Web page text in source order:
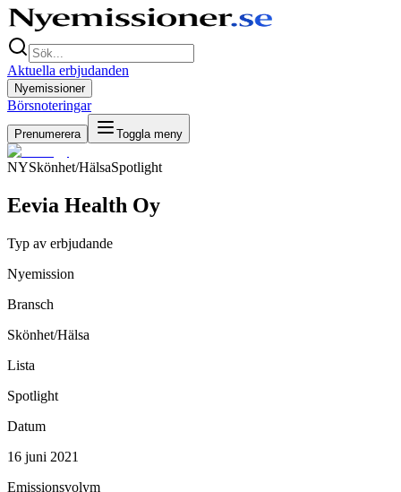
Aktuella erbjudanden
Nyemissioner
Börsnoteringar
Prenumerera Toggla meny
NYSkönhet/HälsaSpotlight
Eevia Health Oy
Typ av erbjudande
Nyemission
Bransch
Skönhet/Hälsa
Lista
Spotlight
Datum
16 juni 2021
Emissionsvolym